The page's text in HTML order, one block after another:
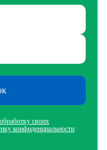
обработку своих
конфиденциальности